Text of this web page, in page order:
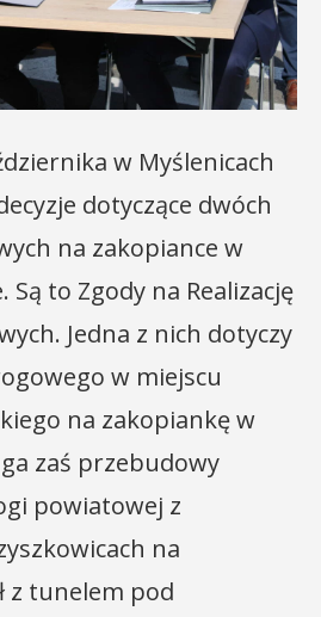
w Myślenicach
dotyczące dwóch
na zakopiance w
Są to Zgody na Realizację
Jedna z nich dotyczy
w miejscu
na zakopiankę w
zaś przebudowy
powiatowej z
na
z tunelem pod